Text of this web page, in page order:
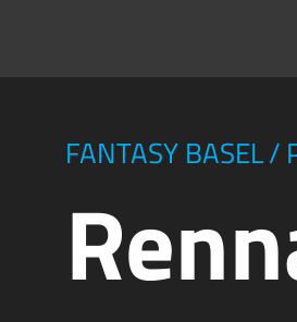
FANTASY BASEL/